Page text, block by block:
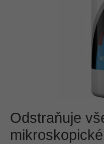
Odstraňuje